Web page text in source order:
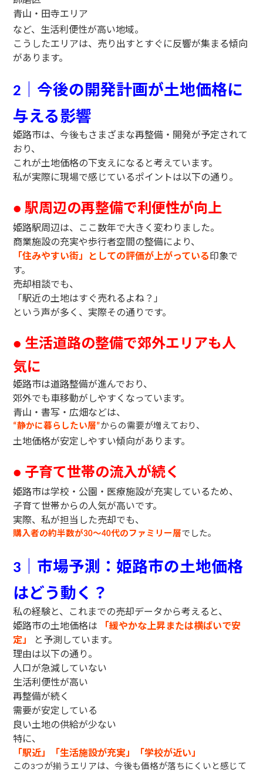
青山・田寺エリア
など、生活利便性が高い地域。
こうしたエリアは、売り出すとすぐに反響が集まる傾向
があります。
2 ｜今後の開発計画が土地価格に
与える影響
姫路市は、今後もさまざまな再整備・開発が予定されて
おり、
これが土地価格の下支えになると考えています。
私が実際に現場で感じているポイントは以下の通り。
●駅周辺の再整備で利便性が向上
姫路駅周辺は、ここ数年で大きく変わりました。
商業施設の充実や歩行者空間の整備により、
「住みやすい街」としての評価が上がっている印象で
す。
売却相談でも、
「駅近の土地はすぐ売れるよね？」
という声が多く、実際その通りです。
● 生活道路の整備で郊外エリアも人
気に
姫路市は道路整備が進んでおり、
郊外でも車移動がしやすくなっています。
青山・書写・広畑などは、
“静かに暮らしたい層”からの需要が増えており、
土地価格が安定しやすい傾向があります。
● 子育て世帯の流入が続く
姫路市は学校・公園・医療施設が充実しているため、
子育て世帯からの人気が高いです。
実際、私が担当した売却でも、
購入者の約半数が30〜40代のファミリー層でした。
3 ｜市場予測：姫路市の土地価格
はどう動く？
私の経験と、これまでの売却データから考えると、
姫路市の土地価格は
「緩やかな上昇または横ばいで安
定」
と予測しています。
理由は以下の通り。
人口が急減していない
生活利便性が高い
再整備が続く
需要が安定している
良い土地の供給が少ない
特に、
「駅近」「生活施設が充実」「学校が近い」
この 3つが揃うエリアは、今後も価格が落ちにくいと感じて